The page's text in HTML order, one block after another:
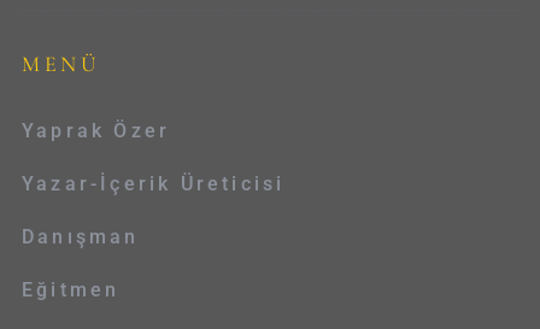
MENÜ
Yaprak Özer
Yazar-İçerik Üreticisi
Danışman
Eğitmen